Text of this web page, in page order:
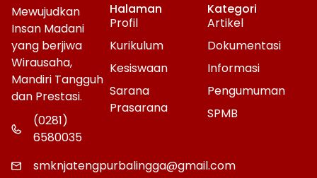
Mewujudkan
Insan Madani
yang berjiwa
Wirausaha,
Mandiri Tangguh
dan Prestasi.
(0281)
6580035
smknjatengpurbalingga@gmail.com
Halaman
Profil
Kurikulum
Kesiswaan
Sarana
Prasarana
Kategori
Artikel
Dokumentasi
Informasi
Pengumuman
SPMB